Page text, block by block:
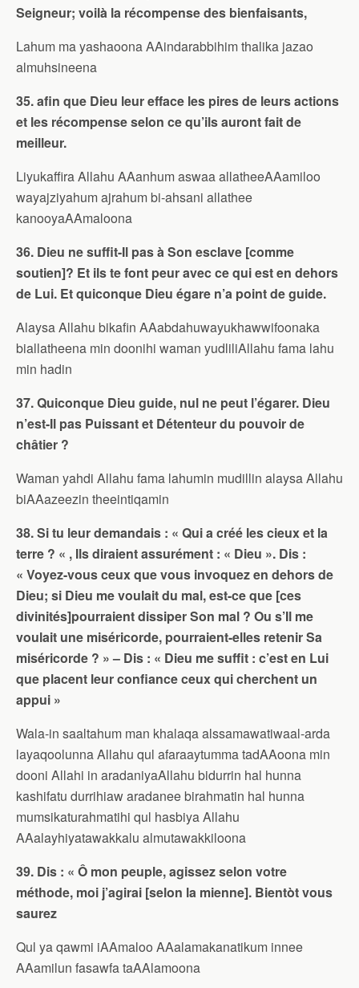
Seigneur; voilà la récompense des bienfaisants,
Lahum ma yashaoona AAindarabbihim thalika jazao
almuhsineena
35. afin que Dieu leur efface les pires de leurs actions
et les récompense selon ce qu’ils auront fait de
meilleur.
Liyukaffira Allahu AAanhum aswaa allatheeAAamiloo
wayajziyahum ajrahum bi-ahsani allathee
kanooyaAAmaloona
36. Dieu ne suffit-Il pas à Son esclave [comme
soutien]? Et ils te font peur avec ce qui est en dehors
de Lui. Et quiconque Dieu égare n’a point de guide.
Alaysa Allahu bikafin AAabdahuwayukhawwifoonaka
biallatheena min doonihi waman yudliliAllahu fama lahu
min hadin
37. Quiconque Dieu guide, nul ne peut l’égarer. Dieu
n’est-Il pas Puissant et Détenteur du pouvoir de
châtier ?
Waman yahdi Allahu fama lahumin mudillin alaysa Allahu
biAAazeezin theeintiqamin
38. Si tu leur demandais : « Qui a créé les cieux et la
terre ? « , Ils diraient assurément : « Dieu ». Dis :
« Voyez-vous ceux que vous invoquez en dehors de
Dieu; si Dieu me voulait du mal, est-ce que [ces
divinités]pourraient dissiper Son mal ? Ou s’Il me
voulait une miséricorde, pourraient-elles retenir Sa
miséricorde ? » – Dis : « Dieu me suffit : c’est en Lui
que placent leur confiance ceux qui cherchent un
appui »
Wala-in saaltahum man khalaqa alssamawatiwaal-arda
layaqoolunna Allahu qul afaraaytumma tadAAoona min
dooni Allahi in aradaniyaAllahu bidurrin hal hunna
kashifatu durrihiaw aradanee birahmatin hal hunna
mumsikaturahmatihi qul hasbiya Allahu
AAalayhiyatawakkalu almutawakkiloona
39. Dis : « Ô mon peuple, agissez selon votre
méthode, moi j’agirai [selon la mienne]. Bientòt vous
saurez
Qul ya qawmi iAAmaloo AAalamakanatikum innee
AAamilun fasawfa taAAlamoona